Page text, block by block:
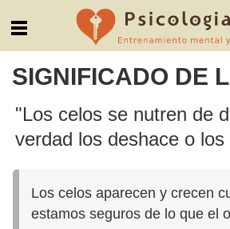
SIGNIFICADO DE
"Los celos se nutren de
verdad los deshace o los
Los celos aparecen y crecen
estamos seguros de lo que el